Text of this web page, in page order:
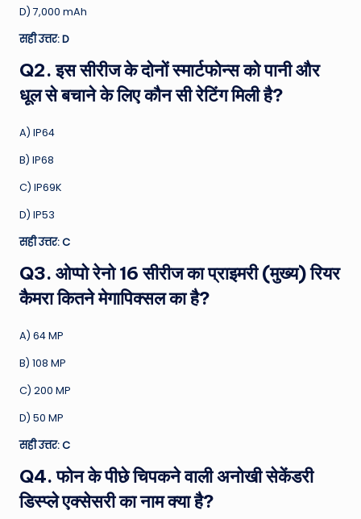
D) 7,000 mAh
सही उत्तर: D
Q2. इस सीरीज के दोनों स्मार्टफोन्स को पानी और
धूल से बचाने के लिए कौन सी रेटिंग मिली है?
A) IP64
B) IP68
C) IP69K
D) IP53
सही उत्तर: C
Q3. ओप्पो रेनो 16 सीरीज का प्राइमरी (मुख्य) रियर
कैमरा कितने मेगापिक्सल का है?
A) 64 MP
B) 108 MP
C) 200 MP
D) 50 MP
सही उत्तर: C
Q4. फोन के पीछे चिपकने वाली अनोखी सेकेंडरी
डिस्प्ले एक्सेसरी का नाम क्या है?